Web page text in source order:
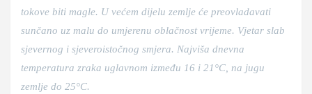
tokove biti magle. U većem dijelu zemlje će preovladavati
sunčano uz malu do umjerenu oblačnost vrijeme. Vjetar slab
sjevernog i sjeveroistočnog smjera. Najviša dnevna
temperatura zraka uglavnom između 16 i 21°C, na jugu
zemlje do 25°C.